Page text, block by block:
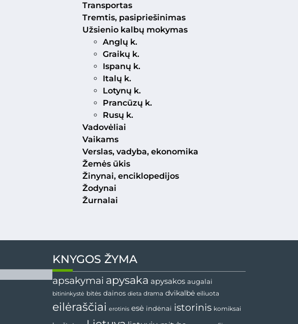
Transportas
Tremtis, pasipriešinimas
Užsienio kalbų mokymas
Anglų k.
Graikų k.
Ispanų k.
Italų k.
Lotynų k.
Prancūzų k.
Rusų k.
Vadovėliai
Vaikams
Verslas, vadyba, ekonomika
Žemės ūkis
Žinynai, enciklopedijos
Žodynai
Žurnalai
KNYGOS ŽYMA
apsakymai apysaka apysakos augalai
bitininkystė bitės dainos dieta drama dvikalbė eiliuota
eilėraščiai erotinis esė indėnai istorinis komiksai